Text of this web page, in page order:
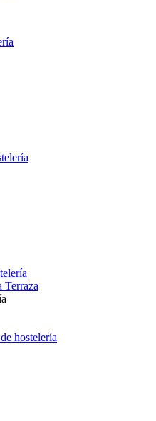
Terraza
hostelería